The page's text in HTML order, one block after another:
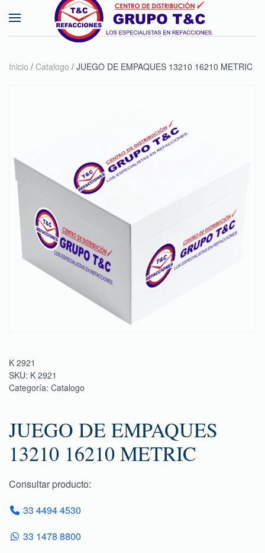
Skip to main content
Inicio / Catalogo / JUEGO DE EMPAQUES 13210 16210 METRIC
K 2921
SKU: K 2921
Categoría: Catalogo
JUEGO DE EMPAQUES
13210 16210 METRIC
Consultar producto:
33 4494 4530
33 1478 8800